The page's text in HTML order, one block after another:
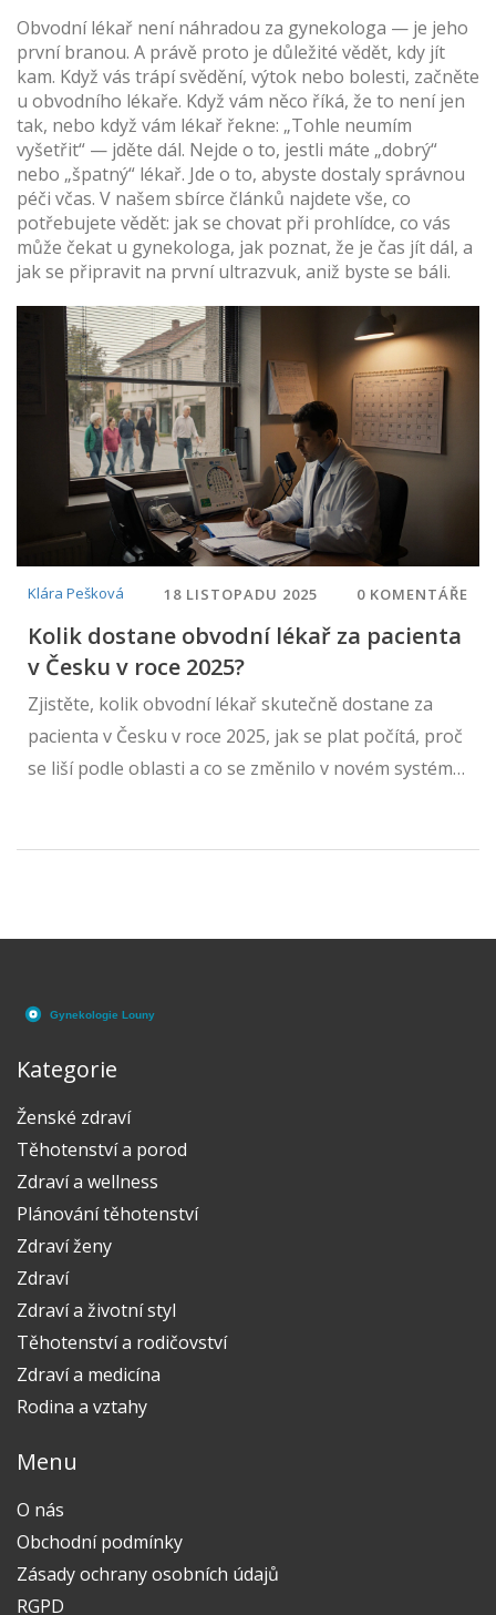
Obvodní lékař není náhradou za gynekologa — je jeho
první branou. A právě proto je důležité vědět, kdy jít
kam. Když vás trápí svědění, výtok nebo bolesti, začněte
u obvodního lékaře. Když vám něco říká, že to není jen
tak, nebo když vám lékař řekne: „Tohle neumím
vyšetřit“ — jděte dál. Nejde o to, jestli máte „dobrý“
nebo „špatný“ lékař. Jde o to, abyste dostaly správnou
péči včas. V našem sbírce článků najdete vše, co
potřebujete vědět: jak se chovat při prohlídce, co vás
může čekat u gynekologa, jak poznat, že je čas jít dál, a
jak se připravit na první ultrazvuk, aniž byste se báli.
Klára Pešková 18 LISTOPADU 2025 0 KOMENTÁŘE
Kolik dostane obvodní lékař za pacienta
v Česku v roce 2025?
Zjistěte, kolik obvodní lékař skutečně dostane za
pacienta v Česku v roce 2025, jak se plat počítá, proč
se liší podle oblasti a co se změnilo v novém systému
Kategorie
Ženské zdraví
Těhotenství a porod
Zdraví a wellness
Plánování těhotenství
Zdraví ženy
Zdraví
Zdraví a životní styl
Těhotenství a rodičovství
Zdraví a medicína
Rodina a vztahy
Menu
O nás
Obchodní podmínky
Zásady ochrany osobních údajů
RGPD